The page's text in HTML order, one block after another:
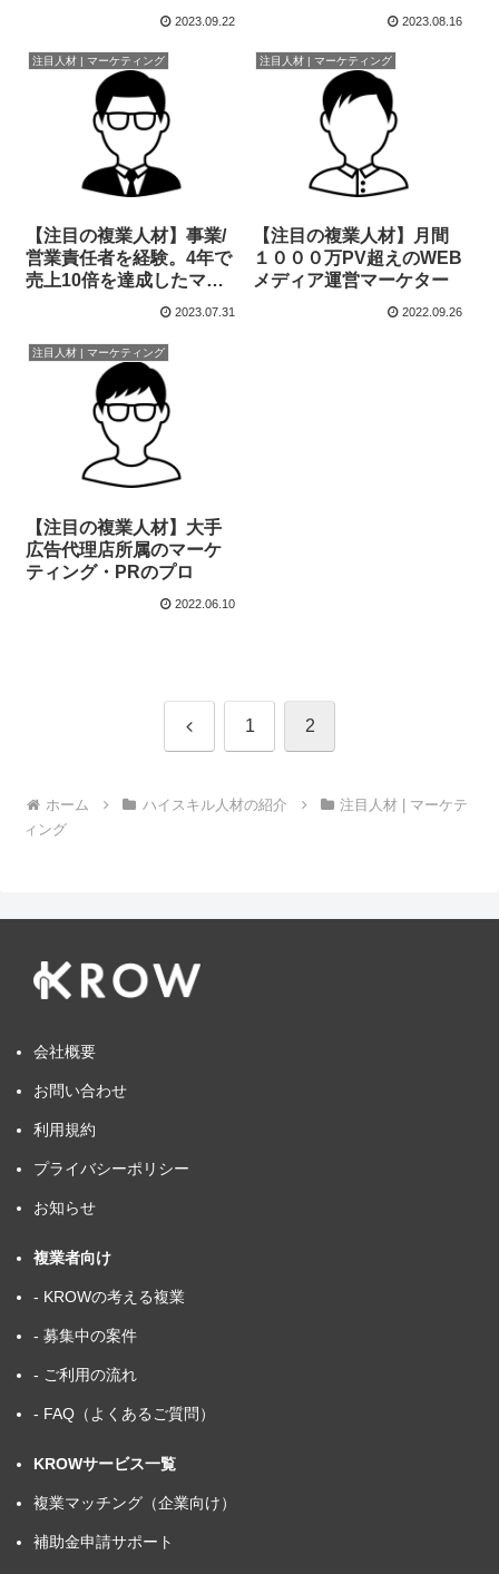
2023.09.22 2023.08.16
注目人材 | マーケティング
【注目の複業人材】事業/
営業責任者を経験。4年で
売上10倍を達成したマー
2023.07.31
注目人材 | マーケティング
【注目の複業人材】月間
１０００万PV超えのWEB
メディア運営マーケター
2022.09.26
注目人材 | マーケティング
【注目の複業人材】大手
広告代理店所属のマーケ
ティング・PRのプロ
2022.06.10
前 1 2
ホーム ハイスキル人材の紹介
注目人材 | マーケテ
ィング
会社概要
お問い合わせ
利用規約
プライバシーポリシー
お知らせ
複業者向け
- KROWの考える複業
- 募集中の案件
- ご利用の流れ
- FAQ（よくあるご質問）
KROWサービス一覧
複業マッチング（企業向け）
補助金申請サポート